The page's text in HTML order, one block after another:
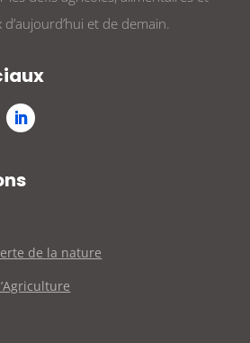
et de demain.
de la nature